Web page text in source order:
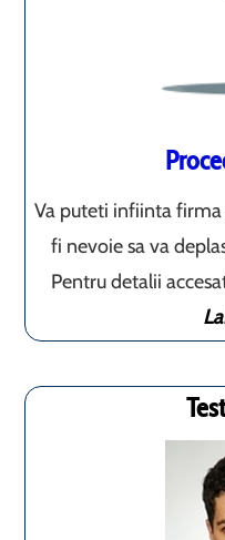
Va puteti infiinta
fi nevoie sa va
Pentru detalii